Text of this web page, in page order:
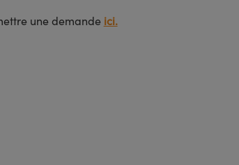
une demande ici.